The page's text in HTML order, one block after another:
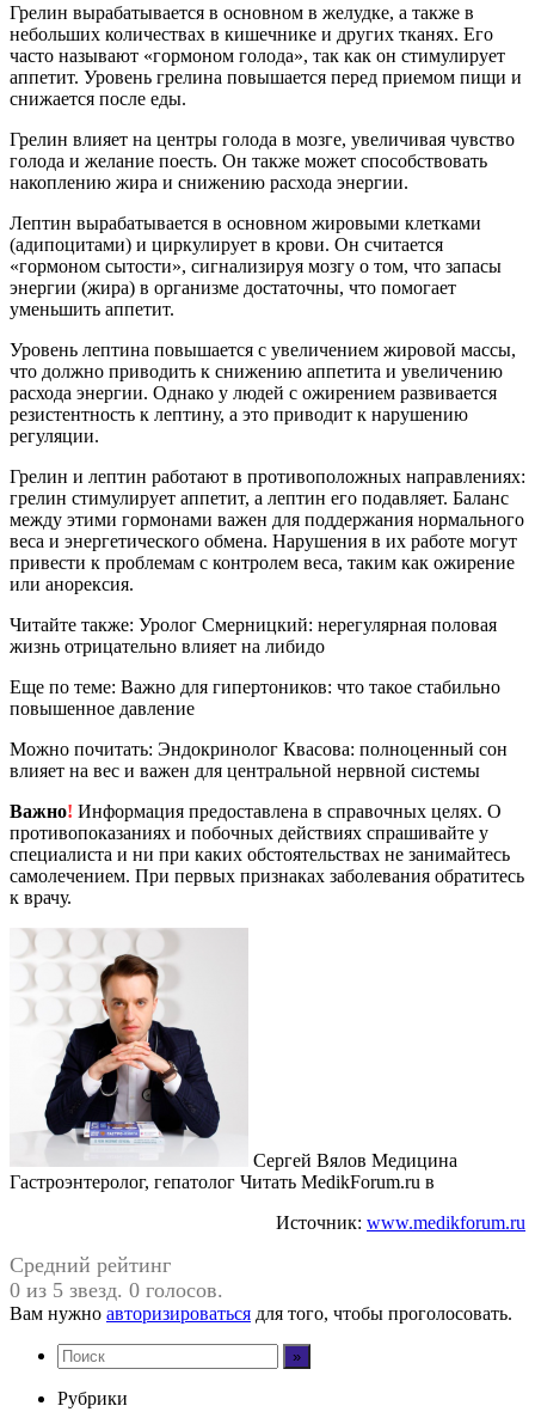
Грелин вырабатывается в основном в желудке, а также в
небольших количествах в кишечнике и других тканях. Его
часто называют «гормоном голода», так как он стимулирует
аппетит. Уровень грелина повышается перед приемом пищи и
снижается после еды.
Грелин влияет на центры голода в мозге, увеличивая чувство
голода и желание поесть. Он также может способствовать
накоплению жира и снижению расхода энергии.
Лептин вырабатывается в основном жировыми клетками
(адипоцитами) и циркулирует в крови. Он считается
«гормоном сытости», сигнализируя мозгу о том, что запасы
энергии (жира) в организме достаточны, что помогает
уменьшить аппетит.
Уровень лептина повышается с увеличением жировой массы,
что должно приводить к снижению аппетита и увеличению
расхода энергии. Однако у людей с ожирением развивается
резистентность к лептину, а это приводит к нарушению
регуляции.
Грелин и лептин работают в противоположных направлениях:
грелин стимулирует аппетит, а лептин его подавляет. Баланс
между этими гормонами важен для поддержания нормального
веса и энергетического обмена. Нарушения в их работе могут
привести к проблемам с контролем веса, таким как ожирение
или анорексия.
Читайте также: Уролог Смерницкий: нерегулярная половая
жизнь отрицательно влияет на либидо
Еще по теме: Важно для гипертоников: что такое стабильно
повышенное давление
Можно почитать: Эндокринолог Квасова: полноценный сон
влияет на вес и важен для центральной нервной системы
Важно! Информация предоставлена в справочных целях. О
противопоказаниях и побочных действиях спрашивайте у
специалиста и ни при каких обстоятельствах не занимайтесь
самолечением. При первых признаках заболевания обратитесь
к врачу.
Сергей Вялов Медицина
Гастроэнтеролог, гепатолог Читать MedikForum.ru в
Источник: www.medikforum.ru
Средний рейтинг
0 из 5 звезд. 0 голосов.
Вам нужно авторизироваться для того, чтобы проголосовать.
Рубрики